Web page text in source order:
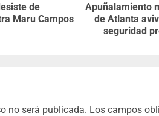
de
Maru Campos
Apuñalamiento
de Atlanta
seguridad
no será publicada. Los campos